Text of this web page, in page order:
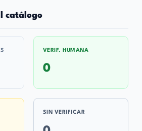
catálogo
VERIF. HUMANA
0
SIN VERIFICAR